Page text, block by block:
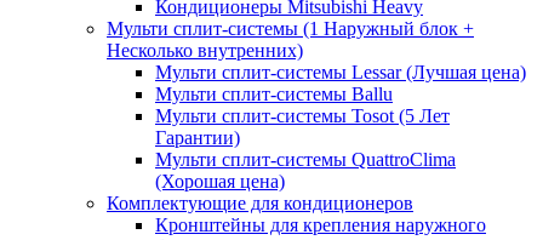
Кондиционеры Mitsubishi Heavy
Мульти сплит-системы (1 Наружный блок +
Несколько внутренних)
Мульти сплит-системы Lessar (Лучшая цена)
Мульти сплит-системы Ballu
Мульти сплит-системы Tosot (5 Лет
Гарантии)
Мульти сплит-системы QuattroClima
(Хорошая цена)
Комплектующие для кондиционеров
Кронштейны для крепления наружного